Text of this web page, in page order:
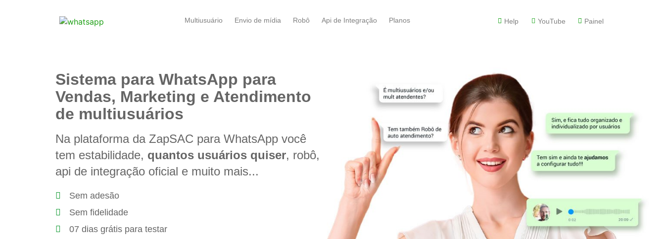
Multiusuário Envio de mídia Robô Api de Integração Planos Help YouTube Painel
Sistema para WhatsApp para
Vendas, Marketing e Atendimento
de multiusuários
Na plataforma da ZapSAC para WhatsApp você
tem estabilidade, quantos usuários quiser, robô,
api de integração oficial e muito mais...
Sem adesão
Sem fidelidade
07 dias grátis para testar